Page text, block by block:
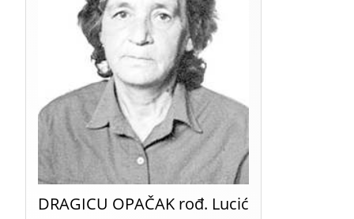
DRAGICU OPAČAK rođ. Lucić